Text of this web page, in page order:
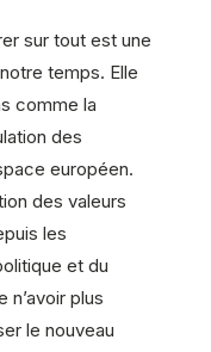
sur tout est une
temps. Elle
comme la
des
européen.
des valeurs
les
et du
plus
le nouveau